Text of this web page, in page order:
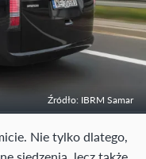
Źródło: IBRM Samar
Nie tylko dlatego,